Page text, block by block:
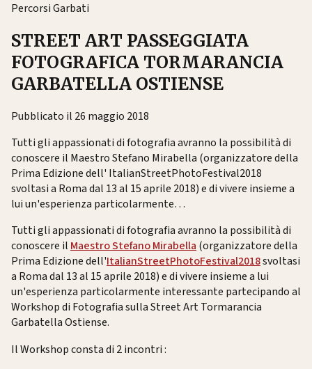
Percorsi Garbati
STREET ART PASSEGGIATA
FOTOGRAFICA TORMARANCIA
GARBATELLA OSTIENSE
Pubblicato il 26 maggio 2018
Tutti gli appassionati di fotografia avranno la possibilità di
conoscere il Maestro Stefano Mirabella (organizzatore della
Prima Edizione dell' ItalianStreetPhotoFestival2018
svoltasi a Roma dal 13 al 15 aprile 2018) e di vivere insieme a
lui un'esperienza particolarmente…
Tutti gli appassionati di fotografia avranno la possibilità di
conoscere il Maestro Stefano Mirabella (organizzatore della
Prima Edizione dell'ItalianStreetPhotoFestival2018svoltasi
a Roma dal 13 al 15 aprile 2018) e di vivere insieme a lui
un'esperienza particolarmente interessante partecipando al
Workshop di Fotografia sulla Street Art Tormarancia
Garbatella Ostiense.
Il Workshop consta di 2 incontri :